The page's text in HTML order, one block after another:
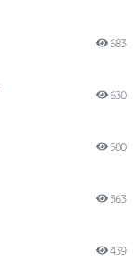
683
630
500
563
439